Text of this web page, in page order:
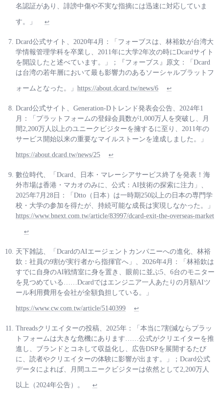
名認証があり、誹謗中傷や不実な指摘には迅速に対応していま
す。」 ↩
Dcard公式サイト、2020年4月：「フォーブスは、林裕欽が台湾大
学情報管理学科を卒業し、2011年に大学2年次の時にDcardサイト
を開設したと述べています。」；『フォーブス』原文：「Dcard
は台湾の若年層において最も影響力のあるソーシャルプラットフ
ォームとなった。」 https://about.dcard.tw/news/6 ↩
Dcard公式サイト、Generation-Dトレンド発表会公告、2024年1
月：「プラットフォームの登録会員数が1,000万人を突破し、月
間2,200万人以上のユニークビジターを擁するに至り、2011年の
サービス開始以来の重要なマイルストーンを達成しました。」
https://about.dcard.tw/news/25 ↩
數位時代、「Dcard、日本・マレーシアサービス終了を発表！海
外市場は香港・マカオのみに、公式：AI技術の探索に注力」、
2025年7月28日：「Dtto（日本）は一時期250以上の日本の専門学
校・大学の参加を得たが、持続可能な成長は実現しなかった。」
https://www.bnext.com.tw/article/83997/dcard-exit-the-overseas-market
↩
天下雑誌、「DcardのAIエージェントカンパニーへの進化、林裕
欽：社員の9割が実行者から指揮官へ」、2026年4月：「林裕欽は
すでに自身のAI戦情室に身を置き、眼前に並ぶ5、6台のモニター
を見つめている……Dcardではエンジニア一人あたりの月額AIツ
ール利用費用を会社が全額負担している。」
https://www.cw.com.tw/article/5140399 ↩
Threadsクリエイターの投稿、2025年：「本当に7割減ならプラッ
トフォームは大きな危機にあります……公式がクリエイターを推
進し、ブランドとコネして収益化し、広告DSPを展開するたび
に、読者やクリエイターの体験に影響が出ます。」；Dcard公式
データによれば、月間ユニークビジターは依然として2,200万人
以上（2024年公告）。 ↩